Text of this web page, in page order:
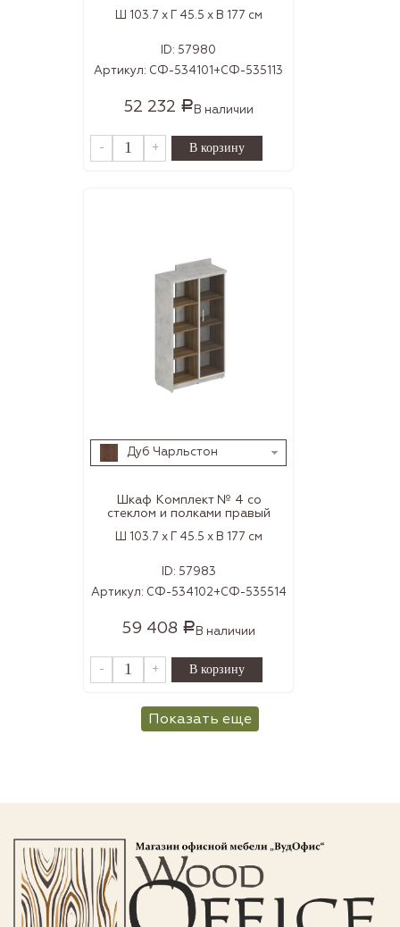
Ш 103.7 x Г 45.5 x В 177 см
ID: 57980
Артикул: СФ-534101+СФ-535113
52 232 Р В наличии
- +
Дуб Чарльстон
Шкаф Комплект № 4 со
стеклом и полками правый
Ш 103.7 x Г 45.5 x В 177 см
ID: 57983
Артикул: СФ-534102+СФ-535514
59 408 Р В наличии
- +
Показать еще